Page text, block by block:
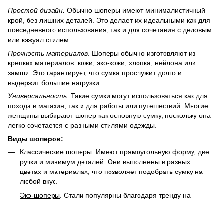
Простой дизайн. Обычно шоперы имеют минималистичный
крой, без лишних деталей. Это делает их идеальными как для
повседневного использования, так и для сочетания с деловым
или кэжуал стилем.
Прочность материалов . Шоперы обычно изготовляют из
крепких материалов: кожи, эко-кожи, хлопка, нейлона или
замши. Это гарантирует, что сумка прослужит долго и
выдержит большие нагрузки.
Универсальность. Такие сумки могут использоваться как для
похода в магазин, так и для работы или путешествий. Многие
женщины выбирают шопер как основную сумку, поскольку она
легко сочетается с разными стилями одежды.
Виды шоперов:
Классические шоперы. Имеют прямоугольную форму, две
ручки и минимум деталей. Они выполнены в разных
цветах и ​​материалах, что позволяет подобрать сумку на
любой вкус.
Эко-шоперы. Стали популярны благодаря тренду на